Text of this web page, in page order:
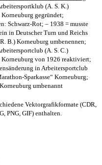
(A. S. K.)
Korneuburg gegründet;
Schwarz-Rot; – 1938 = musste
in Deutscher Turn und Reichs
B.) Korneuburg umbenennen;
(A. S. C.)
Korneuburg von 1926 reaktiviert;
in Arbeitersportclub
Sparkasse“ Korneuburg;
umbenannt
Vektorgrafikformate (CDR,
PNG, GIF) enthalten.